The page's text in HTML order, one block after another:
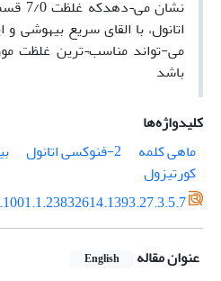
اتانول، با القای سریع بیهوشی
می-تواند مناسب¬ترین غلظت
باشد
کلیدواژه‌ها
ماهی کلمه
2-فنوکسی اتانول
کورتیزول
عنوان مقاله English